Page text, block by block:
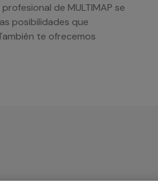
de MULTIMAP se
posibilidades que
te ofrecemos